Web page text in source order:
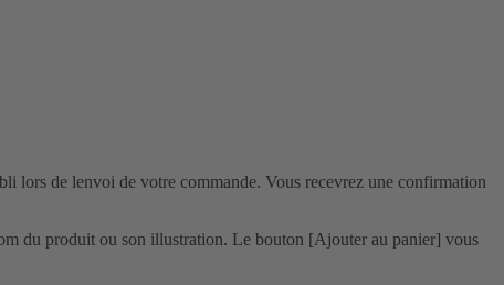
lors de lenvoi de votre commande. Vous recevrez une confirmation
du produit ou son illustration. Le bouton [Ajouter au panier] vous